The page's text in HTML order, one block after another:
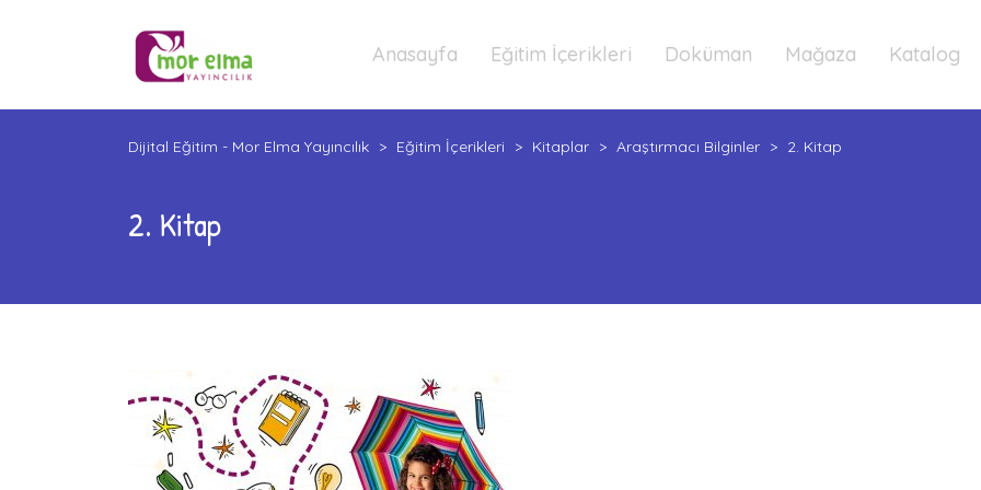
Anasayfa Eğitim İçerikleri Doküman Mağaza Katalog
Dijital Eğitim - Mor Elma Yayıncılık > Eğitim İçerikleri > Kitaplar > Araştırmacı Bilginler > 2. Kitap
2. Kitap